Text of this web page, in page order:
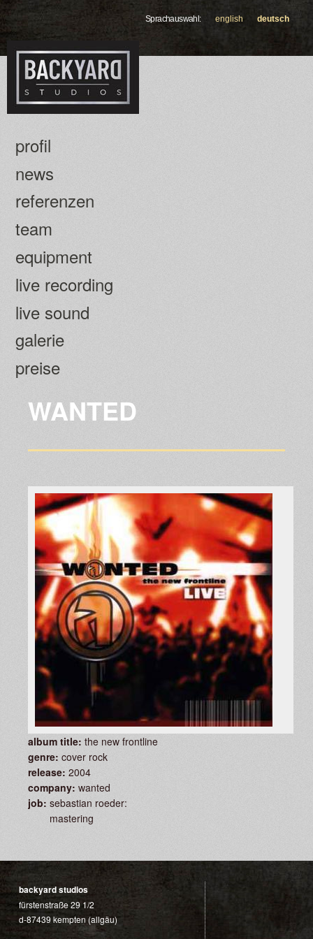
Direkt
zum
Inhalt
Sprachauswahl: english deutsch
profil
news
referenzen
team
equipment
live recording
live sound
galerie
preise
WANTED
album title: the new frontline
genre: cover rock
release: 2004
company: wanted
job: sebastian roeder:
mastering
backyard studios
fürstenstraße 29 1/2
d-87439 kempten (allgäu)